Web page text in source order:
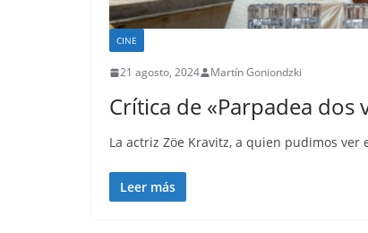
CINE
21 agosto, 2024 Martín Goniondzki
Crítica de «Parpadea dos
La actriz Zöe Kravitz, a quien pudimos ver
Leer más